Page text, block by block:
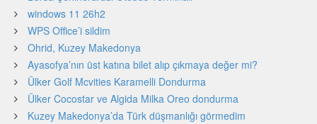
windows 11 26h2
WPS Office’i sildim
Ohrid, Kuzey Makedonya
Ayasofya’nın üst katına bilet alıp çıkmaya değer mi?
Ülker Golf Mcvities Karamelli Dondurma
Ülker Cocostar ve Algida Milka Oreo dondurma
Kuzey Makedonya’da Türk düşmanlığı görmedim